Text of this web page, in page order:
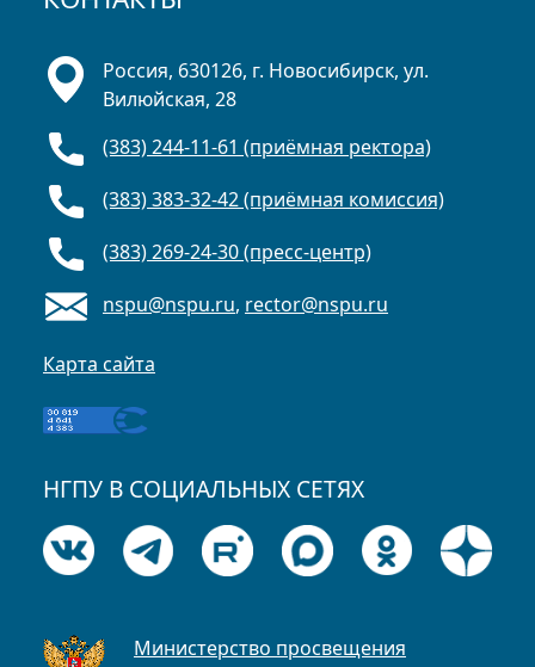
Россия, 630126, г. Новосибирск, ул.
Вилюйская, 28
(383) 244-11-61 (приёмная ректора)
(383) 383-32-42 (приёмная комиссия)
(383) 269-24-30 (пресс-центр)
nspu@nspu.ru, rector@nspu.ru
Карта сайта
НГПУ В СОЦИАЛЬНЫХ СЕТЯХ
Министерство просвещения